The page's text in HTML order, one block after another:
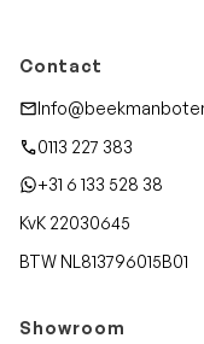
Contact
0113 227 383
+31 6 133 528 38
KvK 22030645
BTW NL813796015B01
Showroom